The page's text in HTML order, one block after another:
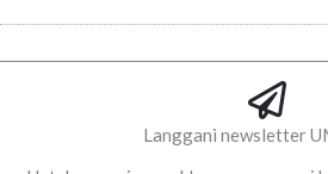
Langgani newsletter